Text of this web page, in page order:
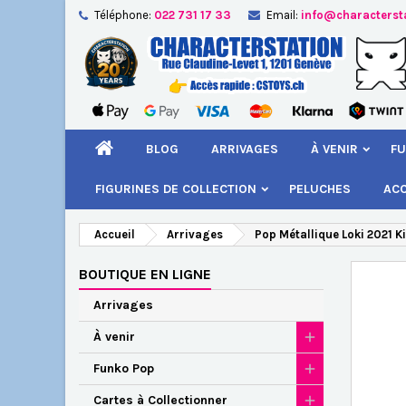
Téléphone: 022 731 17 33 Email:
BLOG ARRIVAGES À VENIR
FIGURINES DE COLLECTION PELUCHES
Accueil Arrivages Pop Métallique Loki 2021
BOUTIQUE EN LIGNE
Arrivages
À venir
Funko Pop
Cartes à Collectionner